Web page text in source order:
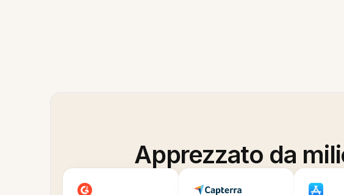
Apprezzato da